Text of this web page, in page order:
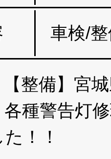
車検/
【整備】宮
各種警告灯
！！